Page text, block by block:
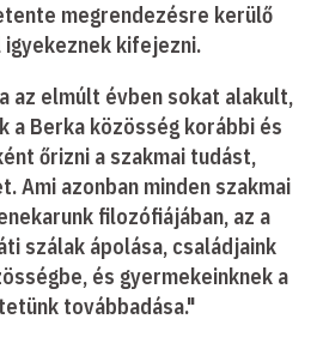
megrendezésre kerülő
kifejezni.
az elmúlt évben sokat alakult,
Berka közösség korábbi és
őrizni a szakmai tudást,
Ami azonban minden szakmai
filozófiájában, az a
szálak ápolása, családjaink
és gyermekeinknek a
továbbadása."